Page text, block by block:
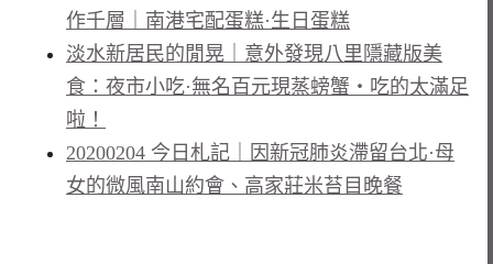
作千層｜南港宅配蛋糕·生日蛋糕
淡水新居民的閒晃｜意外發現八里隱藏版美
食：夜市小吃·無名百元現蒸螃蟹・吃的太滿足
啦！
20200204 今日札記｜因新冠肺炎滯留台北·母
女的微風南山約會、高家莊米苔目晚餐